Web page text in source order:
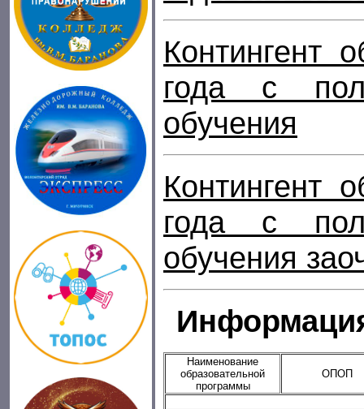
Контингент
года с
обучения
Контингент
года с
обучения
Наименование
образовательной
программы
ОПОП